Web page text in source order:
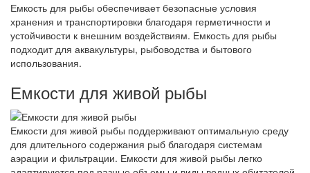
Емкость для рыбы обеспечивает безопасные условия
хранения и транспортировки благодаря герметичности и
устойчивости к внешним воздействиям. Емкость для рыбы
подходит для аквакультуры, рыбоводства и бытового
использования.
Емкости для живой рыбы
Емкости для живой рыбы поддерживают оптимальную среду
для длительного содержания рыб благодаря системам
аэрации и фильтрации. Емкости для живой рыбы легко